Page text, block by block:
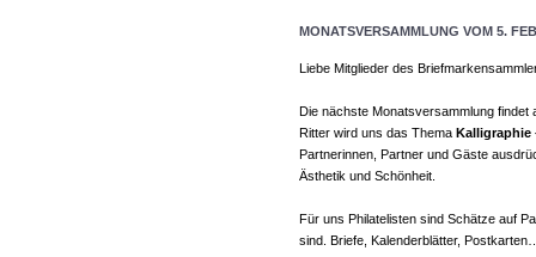
MONATSVERSAMMLUNG VOM 5.
Liebe Mitglieder des
Die nächste Monatsversammlung findet
Ritter wird uns das Thema Kalligraphie
Partnerinnen, Partner und Gäste
Ästhetik und Schönheit.
Für uns Philatelisten sind Schätze auf
sind. Briefe, Kalenderblätter,